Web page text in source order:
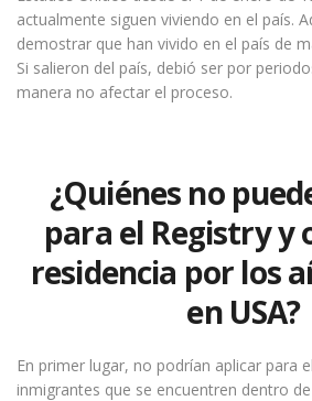
actualmente siguen viviendo en el país.
demostrar que han vivido en el país de
Si salieron del país, debió ser por
manera no afectar el proceso.
¿Quiénes no
para el Registry y
residencia por los
en USA?
En primer lugar, no podrían aplicar para
inmigrantes que se encuentren dentro